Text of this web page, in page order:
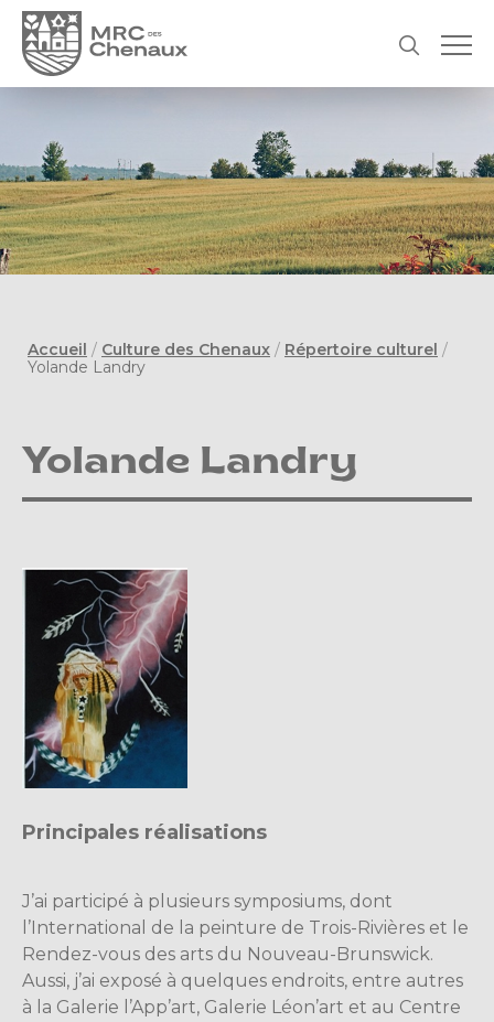
Accueil / Culture des Chenaux / Répertoire culturel /
Yolande Landry
Yolande Landry
Principales réalisations
J’ai participé à plusieurs symposiums, dont
l’International de la peinture de Trois-Rivières et le
Rendez-vous des arts du Nouveau-Brunswick.
Aussi, j’ai exposé à quelques endroits, entre autres
à la Galerie l’App’art, Galerie Léon’art et au Centre